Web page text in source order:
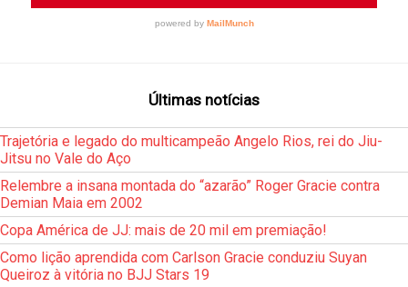
Últimas notícias
Trajetória e legado do multicampeão Angelo Rios, rei do Jiu-
Jitsu no Vale do Aço
Relembre a insana montada do “azarão” Roger Gracie contra
Demian Maia em 2002
Copa América de JJ: mais de 20 mil em premiação!
Como lição aprendida com Carlson Gracie conduziu Suyan
Queiroz à vitória no BJJ Stars 19